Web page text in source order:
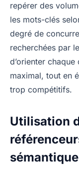
repérer des
les mots-clés
degré de
recherchées par
d’orienter
maximal, tout en
trop compétitifs.
Utilisation
sémantique